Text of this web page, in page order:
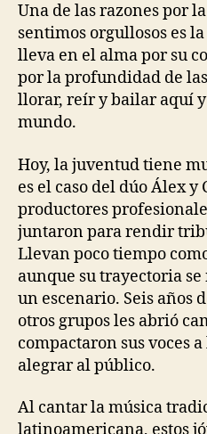
Una de las razones por
sentimos orgullosos esla
lleva en el alma por su
por la profundidad de la
llorar, reír y bailaraquí y
mundo.
Hoy, la juventudtiene
es el caso del dúo Álex y
productores
juntaron para rendir
Llevan poco tiempo
aunque su trayectoria
un escenario. Seis años
otros gruposles abrió
compactaron sus voces
alegrar alpúblico.
Al cantarla música